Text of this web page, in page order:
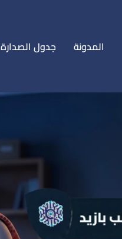
المدونة جدول الصدارة